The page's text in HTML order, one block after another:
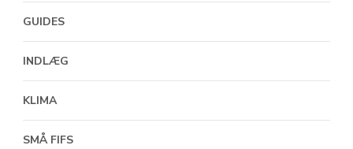
GUIDES
INDLÆG
KLIMA
SMÅ FIFS